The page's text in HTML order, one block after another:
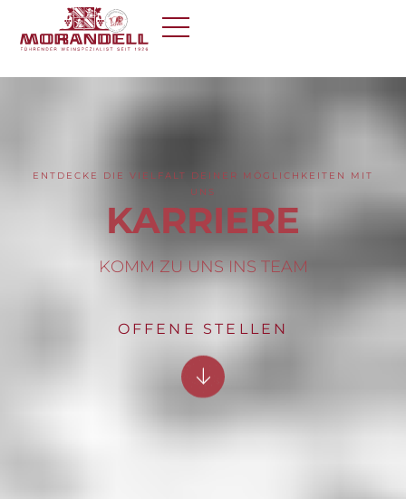
ENTDECKE DIE VIELFALT DEINER MÖGLICHKEITEN MIT
UNS
KARRIERE
KOMM ZU UNS INS TEAM
OFFENE STELLEN